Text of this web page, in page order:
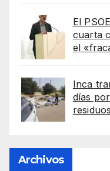
El
cuarta
el
Inca
días
residuos
Archivos